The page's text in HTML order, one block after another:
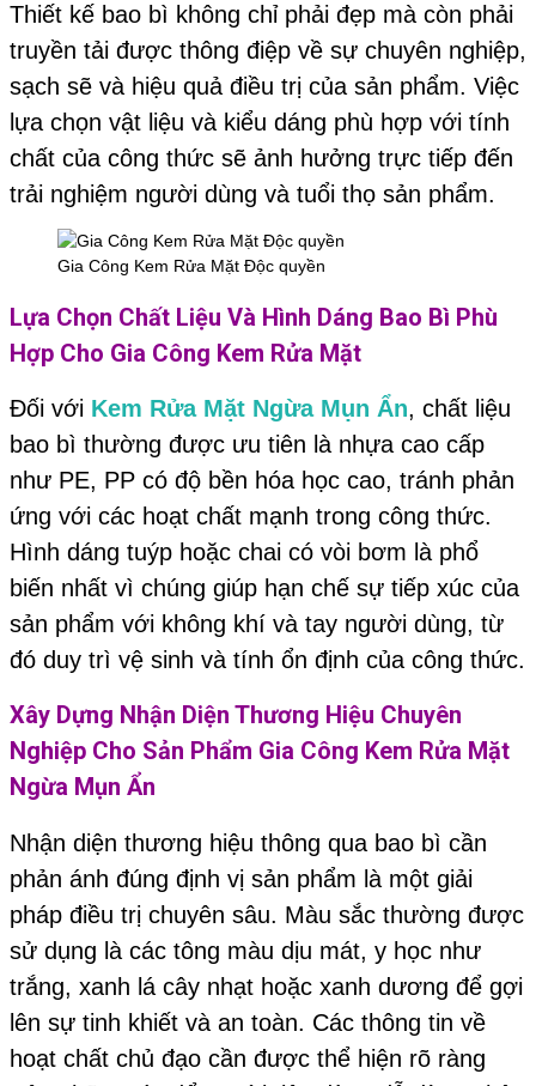
Thiết kế bao bì không chỉ phải đẹp mà còn phải
truyền tải được thông điệp về sự chuyên nghiệp,
sạch sẽ và hiệu quả điều trị của sản phẩm. Việc
lựa chọn vật liệu và kiểu dáng phù hợp với tính
chất của công thức sẽ ảnh hưởng trực tiếp đến
trải nghiệm người dùng và tuổi thọ sản phẩm.
Gia Công Kem Rửa Mặt Độc quyền
Lựa Chọn Chất Liệu Và Hình Dáng Bao Bì Phù
Hợp Cho Gia Công Kem Rửa Mặt
Đối với Kem Rửa Mặt Ngừa Mụn Ẩn, chất liệu
bao bì thường được ưu tiên là nhựa cao cấp
như PE, PP có độ bền hóa học cao, tránh phản
ứng với các hoạt chất mạnh trong công thức.
Hình dáng tuýp hoặc chai có vòi bơm là phổ
biến nhất vì chúng giúp hạn chế sự tiếp xúc của
sản phẩm với không khí và tay người dùng, từ
đó duy trì vệ sinh và tính ổn định của công thức.
Xây Dựng Nhận Diện Thương Hiệu Chuyên
Nghiệp Cho Sản Phẩm Gia Công Kem Rửa Mặt
Ngừa Mụn Ẩn
Nhận diện thương hiệu thông qua bao bì cần
phản ánh đúng định vị sản phẩm là một giải
pháp điều trị chuyên sâu. Màu sắc thường được
sử dụng là các tông màu dịu mát, y học như
trắng, xanh lá cây nhạt hoặc xanh dương để gợi
lên sự tinh khiết và an toàn. Các thông tin về
hoạt chất chủ đạo cần được thể hiện rõ ràng